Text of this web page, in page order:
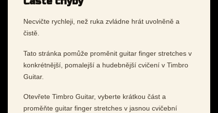
Necvičte rychleji, než ruka zvládne hrát uvolněně a
čistě.
Tato stránka pomůže proměnit guitar finger stretches v
konkrétnější, pomalejší a hudebnější cvičení v Timbro
Guitar.
Otevřete Timbro Guitar, vyberte krátkou část a
proměňte guitar finger stretches v jasnou cvičební